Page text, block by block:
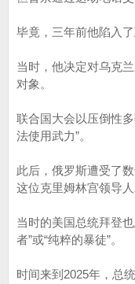
毕竟，三年前他陷入了
当时，他决定对乌克
对象。
联合国大会以压倒性
法使用武力”。
此后，俄罗斯遭受了
这位克里姆林宫领导人
当时的美国总统拜登
者”或“纯粹的暴徒”。
时间来到2025年，总